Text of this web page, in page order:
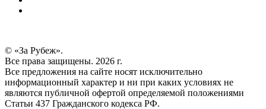
© «За Рубеж».
Все права защищены. 2026 г.
Все предложения на сайте носят исключительно
информационный характер и ни при каких условиях не
являются публичной офертой определяемой положениями
Статьи 437 Гражданского кодекса РФ.